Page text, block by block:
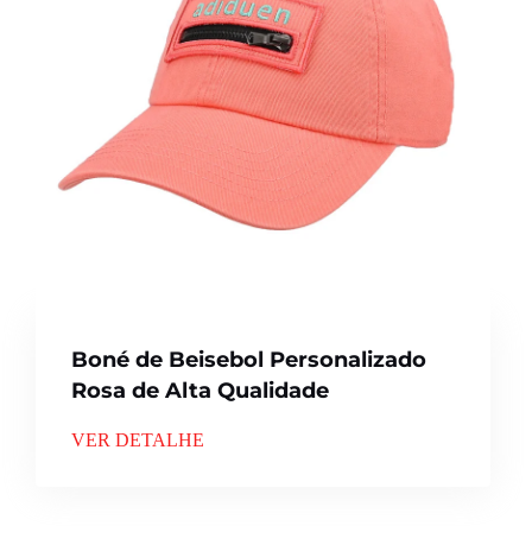
Boné de Beisebol Personalizado
Rosa de Alta Qualidade
VER DETALHE